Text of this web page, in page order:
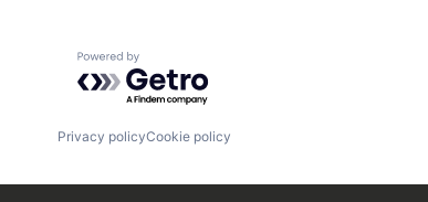
Powered by Getro.com
Privacy policyCookie policy